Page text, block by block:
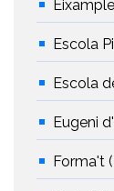
Escola
Escola
Eugeni
Forma't